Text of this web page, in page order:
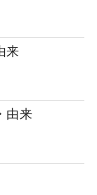
来
由来